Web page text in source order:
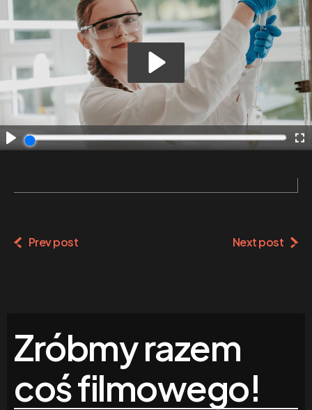
Prev post Next post
Zróbmy razem
coś filmowego!